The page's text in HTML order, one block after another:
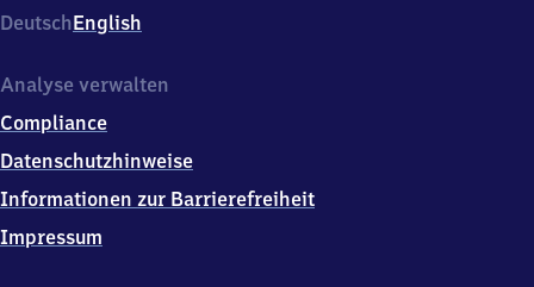
1,
7
1
0
Horb
DeutschEnglish
Analyse verwalten
Compliance
Datenschutzhinweise
Informationen zur Barrierefreiheit
Impressum